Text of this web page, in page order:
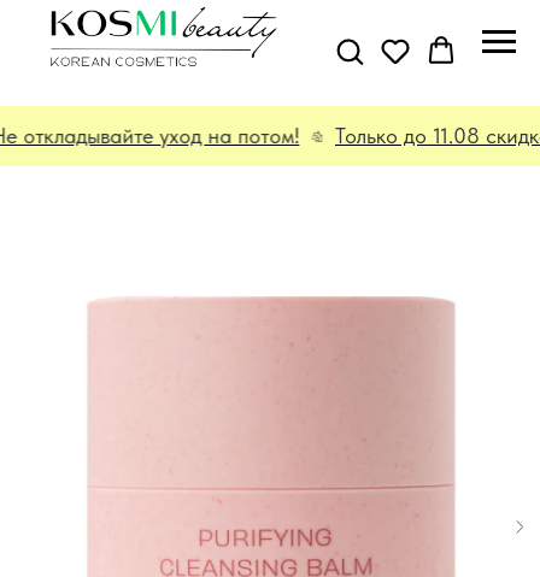
уход на потом! Только до 11.08